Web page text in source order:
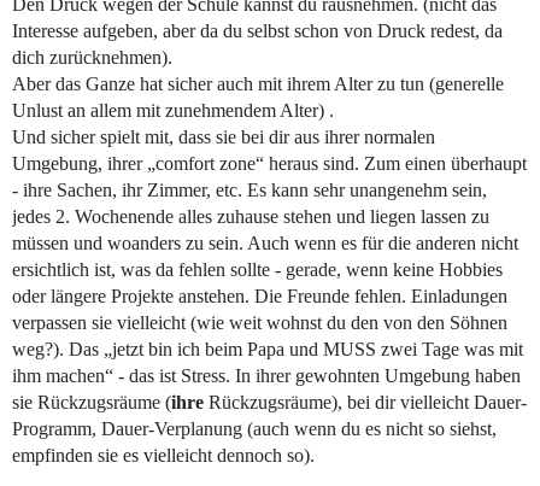
Den Druck wegen der Schule kannst du rausnehmen. (nicht das
Interesse aufgeben, aber da du selbst schon von Druck redest, da
dich zurücknehmen).
Aber das Ganze hat sicher auch mit ihrem Alter zu tun (generelle
Unlust an allem mit zunehmendem Alter) .
Und sicher spielt mit, dass sie bei dir aus ihrer normalen
Umgebung, ihrer „comfort zone“ heraus sind. Zum einen überhaupt
- ihre Sachen, ihr Zimmer, etc. Es kann sehr unangenehm sein,
jedes 2. Wochenende alles zuhause stehen und liegen lassen zu
müssen und woanders zu sein. Auch wenn es für die anderen nicht
ersichtlich ist, was da fehlen sollte - gerade, wenn keine Hobbies
oder längere Projekte anstehen. Die Freunde fehlen. Einladungen
verpassen sie vielleicht (wie weit wohnst du den von den Söhnen
weg?). Das „jetzt bin ich beim Papa und MUSS zwei Tage was mit
ihm machen“ - das ist Stress. In ihrer gewohnten Umgebung haben
sie Rückzugsräume (ihre Rückzugsräume), bei dir vielleicht Dauer-
Programm, Dauer-Verplanung (auch wenn du es nicht so siehst,
empfinden sie es vielleicht dennoch so).